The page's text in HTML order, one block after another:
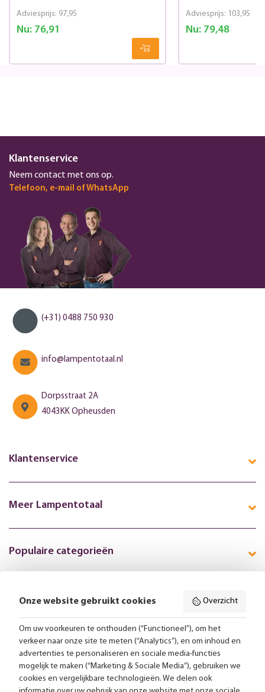
Nu:76,91
Adviesprijs: 97,95
Nu:79,48
Adviesprijs: 103,95
Klantenservice
Neem contact met ons op.
Telefoon, e-mail of WhatsApp
(+31) 0488 750 930
info@lampentotaal.nl
Dorpsstraat 2A
4043KK Opheusden
Klantenservice
Meer Lampentotaal
Populaire categorieën
Volg ons online:
Gratis bezorging vanaf 99,-
Advies op maat
Onze website gebruikt cookies Overzicht
Om uw voorkeuren te onthouden (“Functioneel”), om het
verkeer naar onze site te meten (“Analytics”), en om inhoud en
advertenties te personaliseren en sociale media-functies
mogelijk te maken (“Marketing & Sociale Media”), gebruiken we
cookies en vergelijkbare technologieën. We delen ook